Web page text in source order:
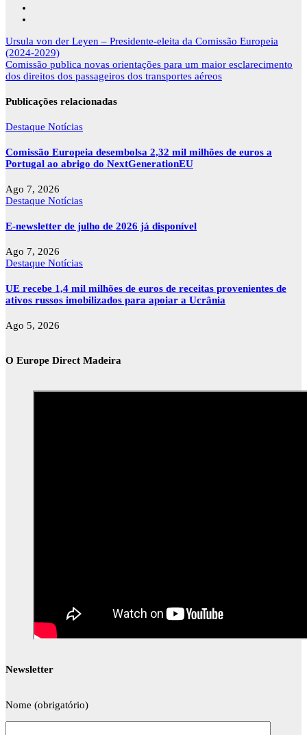
Navegação
de
artigos
Ursula von der Leyen – Presidente-eleita da Comissão Europeia
(2024-2029)
Comissão publica novas orientações para um maior esclarecimento
dos direitos dos passageiros dos transportes aéreos
Publicações relacionadas
Destaque Notícias
Comissão Europeia desembolsa 2,32 mil milhões de euros a
Portugal ao abrigo do NextGenerationEU
Ago 7, 2026
Destaque Notícias
E-newsletter de julho de 2026 já disponível
Ago 7, 2026
Destaque Notícias
UE recebe 1,4 mil milhões de euros de receitas provenientes de
ativos russos imobilizados para apoiar a Ucrânia
Ago 5, 2026
O Europe Direct Madeira
Newsletter
Nome (obrigatório)